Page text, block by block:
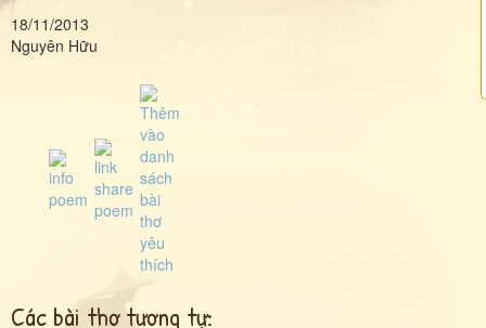
18/11/2013
Nguyên Hữu
Các bài thơ tương tự: